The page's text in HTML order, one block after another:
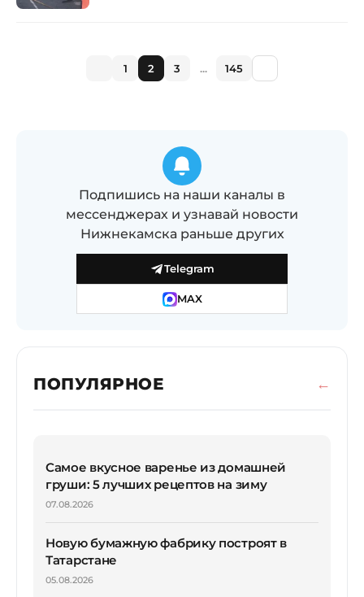
1 2 3 ... 145
Подпишись на наши каналы в
мессенджерах и узнавай новости
Нижнекамска раньше других
Telegram
MAX
ПОПУЛЯРНОЕ
Самое вкусное варенье из домашней
груши: 5 лучших рецептов на зиму
07.08.2026
Новую бумажную фабрику построят в
Татарстане
05.08.2026